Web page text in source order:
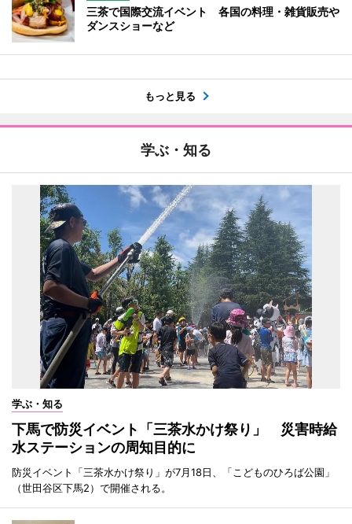
三茶で国際交流イベント 各国の料理・雑貨販売や
ダンスショーなど
もっと見る
学ぶ・知る
学ぶ・知る
下馬で防災イベント「三茶水かけ祭り」 災害時給
水ステーションの周知目的に
防災イベント「三茶水かけ祭り」が7月18日、「こどものひろば公園」
（世田谷区下馬2）で開催される。